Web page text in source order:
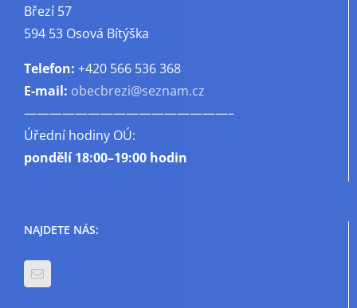
Březí 57
594 53 Osová Bítýška
Telefon: +420 566 536 368
E-mail: obecbrezi@seznam.cz
————————————————–
Úřední hodiny OÚ:
pondělí18:00–19:00 hodin
NAJDETE NÁS: